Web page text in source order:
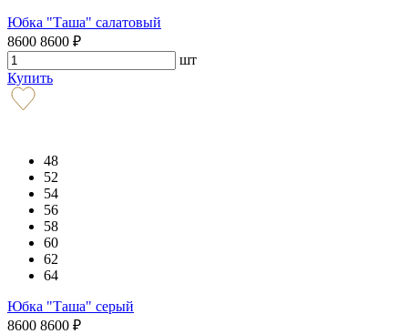
Юбка "Таша" салатовый
8600 8600 ₽
шт
Купить
48
52
54
56
58
60
62
64
Юбка "Таша" серый
8600 8600 ₽